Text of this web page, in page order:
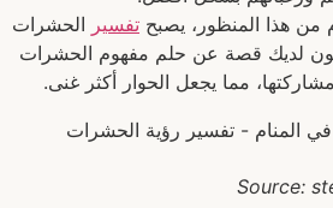
من هذا المنظور، يصبح تفسير الحشرات
لديك قصة عن حلم مفهوم الحشرات
مما يجعل الحوار أكثر غنى.
Source: